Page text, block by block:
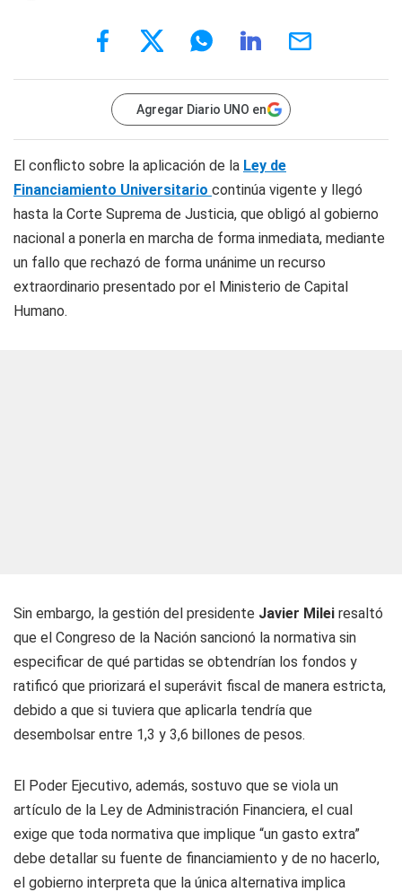
Agregar Diario UNO en
El conflicto sobre la aplicación de la Ley de
Financiamiento Universitario continúa vigente y llegó
hasta la Corte Suprema de Justicia, que obligó al gobierno
nacional a ponerla en marcha de forma inmediata, mediante
un fallo que rechazó de forma unánime un recurso
extraordinario presentado por el Ministerio de Capital
Humano.
Sin embargo, la gestión del presidente Javier Milei resaltó
que el Congreso de la Nación sancionó la normativa sin
especificar de qué partidas se obtendrían los fondos y
ratificó que priorizará el superávit fiscal de manera estricta,
debido a que si tuviera que aplicarla tendría que
desembolsar entre 1,3 y 3,6 billones de pesos.
El Poder Ejecutivo, además, sostuvo que se viola un
artículo de la Ley de Administración Financiera, el cual
exige que toda normativa que implique “un gasto extra”
debe detallar su fuente de financiamiento y de no hacerlo,
el gobierno interpreta que la única alternativa implica